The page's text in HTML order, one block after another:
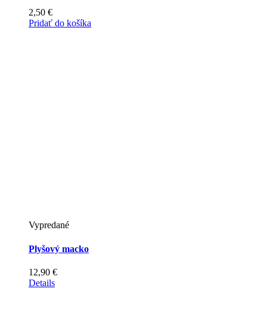
2,50 €
Pridať do košíka
Vypredané
Plyšový macko
12,90 €
Details